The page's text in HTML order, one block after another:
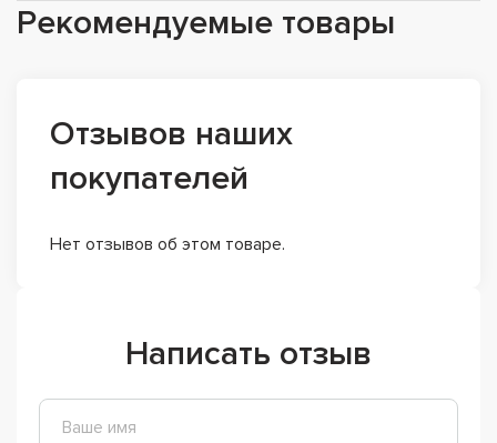
Рекомендуемые товары
Отзывов наших
покупателей
Нет отзывов об этом товаре.
Написать отзыв